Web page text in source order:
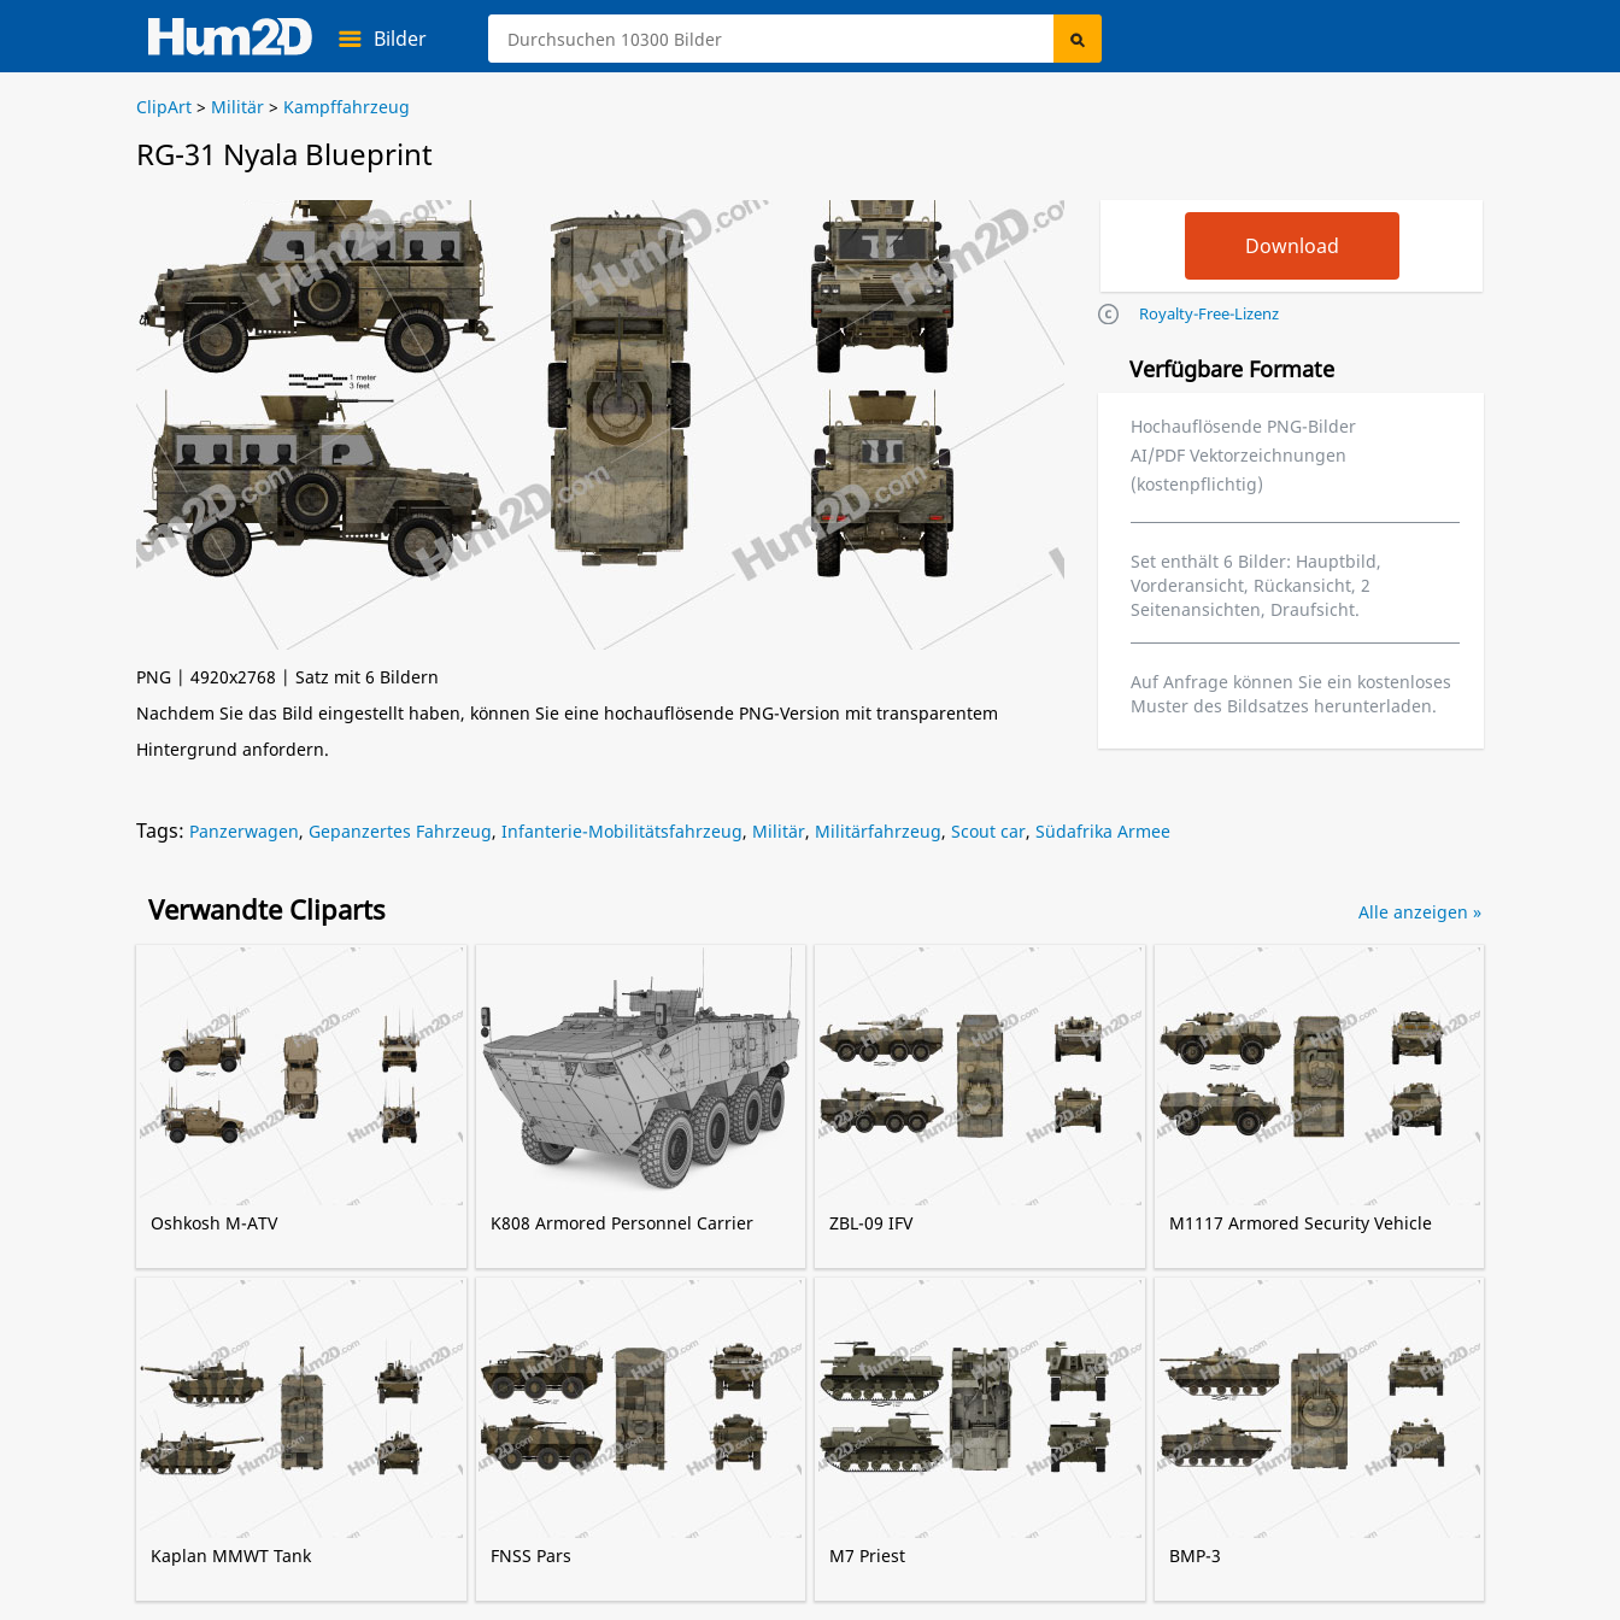
Bilder
ClipArt > Militär > Kampffahrzeug
RG-31 Nyala Blueprint
PNG | 4920x2768 | Satz mit 6 Bildern
Nachdem Sie das Bild eingestellt haben, können Sie eine hochauflösende PNG-Version mit transparentem
Hintergrund anfordern.
Royalty-Free-Lizenz
Verfügbare Formate
Hochauflösende PNG-Bilder
AI/PDF Vektorzeichnungen
(kostenpflichtig)
Set enthält 6 Bilder: Hauptbild,
Vorderansicht, Rückansicht, 2
Seitenansichten, Draufsicht.
Auf Anfrage können Sie ein kostenloses
Muster des Bildsatzes herunterladen.
Tags: Panzerwagen, Gepanzertes Fahrzeug, Infanterie-Mobilitätsfahrzeug, Militär, Militärfahrzeug, Scout car, Südafrika Armee
Verwandte Cliparts
Oshkosh M-ATV K808 Armored Personnel Carrier ZBL-09 IFV M1117 Armored Security Vehicle
Kaplan MMWT Tank FNSS Pars M7 Priest BMP-3
Alle anzeigen »